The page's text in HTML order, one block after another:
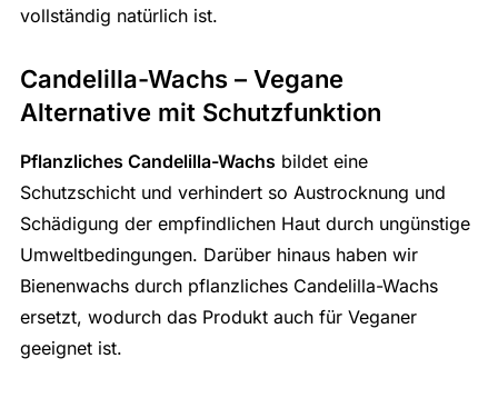
vollständig natürlich ist.
Candelilla-Wachs – Vegane
Alternative mit Schutzfunktion
Pflanzliches Candelilla-Wachsbildet eine
Schutzschicht und verhindert so Austrocknung und
Schädigung der empfindlichen Haut durch ungünstige
Umweltbedingungen. Darüber hinaus haben wir
Bienenwachs durch pflanzliches Candelilla-Wachs
ersetzt, wodurch das Produkt auch für Veganer
geeignet ist.